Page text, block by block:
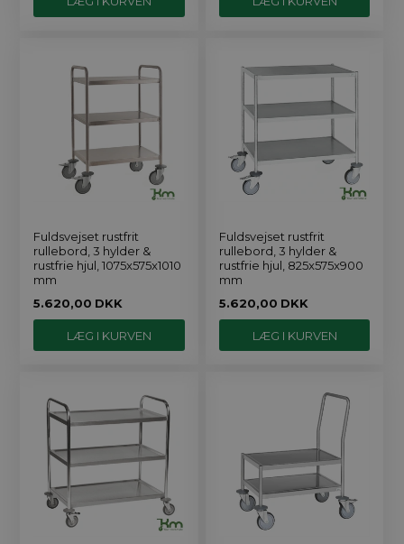
Fuldsvejset rustfrit
rullebord, 3 hylder &
rustfrie hjul, 1075x575x1010
mm
5.620,00 DKK
Fuldsvejset rustfrit
rullebord, 3 hylder &
rustfrie hjul, 825x575x900
mm
5.620,00 DKK